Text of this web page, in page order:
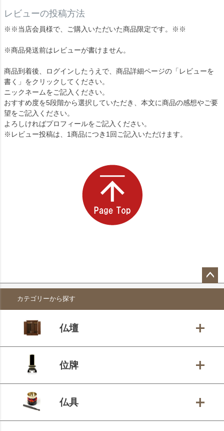
レビューの投稿方法
※※当店会員様で、ご購入いただいた商品限定です。※※
※商品発送前はレビューが書けません。
商品到着後、ログインしたうえで、商品詳細ページの「レビューを
書く」をクリックしてください。
ニックネームをご記入ください。
おすすめ度を5段階から選択していただき、本文に商品の感想やご要
望をご記入ください。
よろしければプロフィールをご記入ください。
※レビュー投稿は、1商品につき1回ご記入いただけます。
ペー
ップ
カテゴリーから探す
仏壇
位牌
仏具